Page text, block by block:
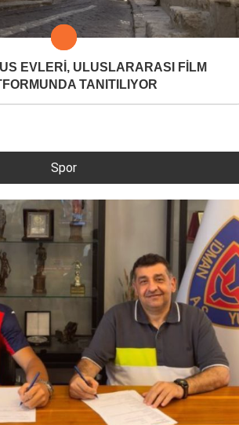
EVLERİ, ULUSLARARASI FİLM
TANITILIYOR
Spor